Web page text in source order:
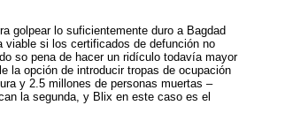
golpear lo suficientemente duro a Bagdad
viable si los certificados de defunción no
so pena de hacer un ridículo todavía mayor
la opción de introducir tropas de ocupación
y 2.5 millones de personas muertas –
la segunda, y Blix en este caso es el